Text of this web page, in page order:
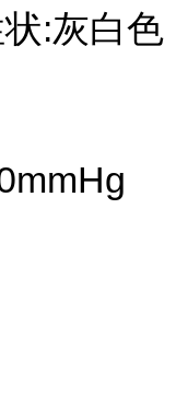
:灰白色